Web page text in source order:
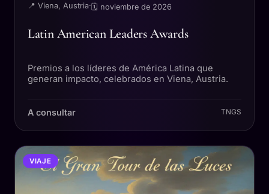
📍 Viena, Austria· 🗓 noviembre de 2026
Latin American Leaders Awards
Premios a los líderes de América Latina que
generan impacto, celebrados en Viena, Austria.
A consultar TNGS
VIAJE